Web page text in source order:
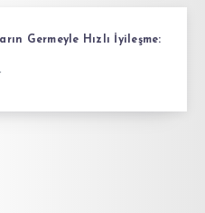
Germeyle Hızlı İyileşme: